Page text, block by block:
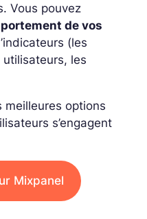
Vous pouvez
de vos
(les
les
meilleures options
s’engagent
Mixpanel